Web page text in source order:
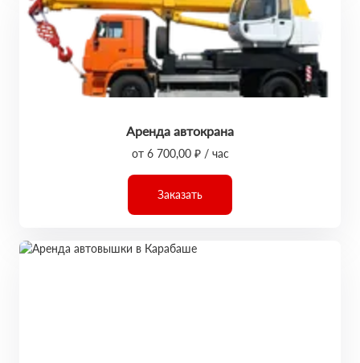
Аренда автокрана
от 6 700,00 ₽ / час
Заказать